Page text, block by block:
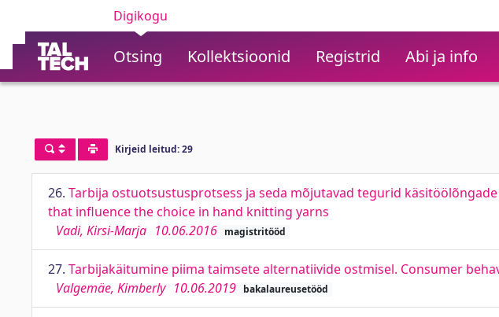
Digikogu
Otsing Kollektsioonid Registrid Abi ja info
Kirjeid leitud: 29
26. Tarbija ostuotsustusprotsess ja seda mõjutavad tegurid
that influence the choice in hand knitting yarns
Vadi, Kirsi-Marja 10.06.2016 magistritööd
27. Tarbijakäitumine piima taimsete alternatiivide ostmisel. Consumer
Valgemäe, Kimberly 10.06.2019 bakalaureusetööd